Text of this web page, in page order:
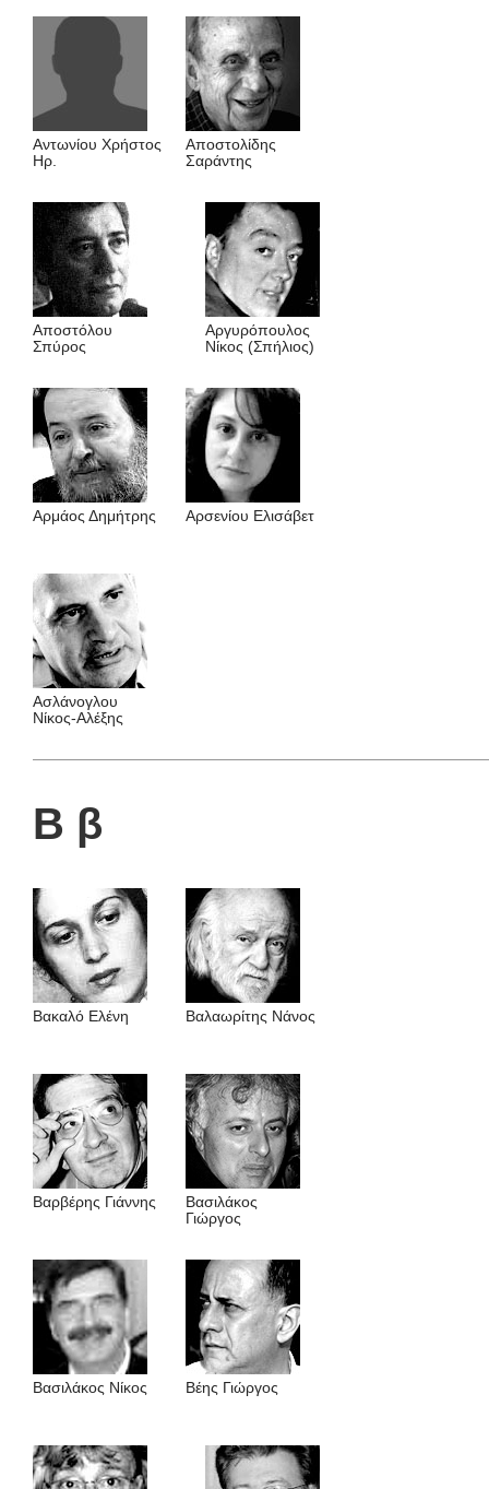
Αντωνίου Χρήστος
Ηρ.
Αποστολίδης
Σαράντης
Αποστόλου
Σπύρος
Αργυρόπουλος
Νίκος (Σπήλιος)
Αρμάος Δημήτρης Αρσενίου Ελισάβετ
Ασλάνογλου
Nίκος-Aλέξης
Β β
Βακαλό Eλένη Βαλαωρίτης Nάνος
Βαρβέρης Γιάννης
Βασιλάκος
Γιώργος
Βασιλάκος Νίκος Βέης Γιώργος